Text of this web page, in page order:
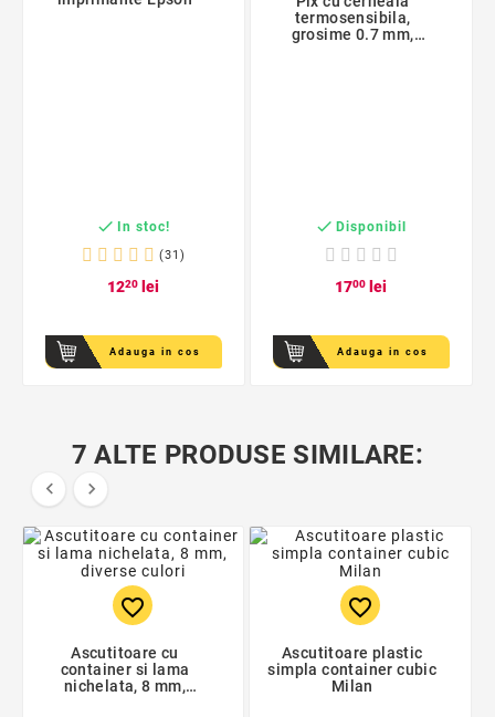
 In stoc!
(31)
1220 lei
Adauga in cos
termosensibila,
grosime 0.7 mm,
 Disponibil
1700 lei
Adauga in cos
7 ALTE PRODUSE SIMILARE:
 
favorite_border
Ascutitoare cu
container si lama
nichelata, 8 mm,
favorite_border
Ascutitoare plastic
simpla container cubic
Milan